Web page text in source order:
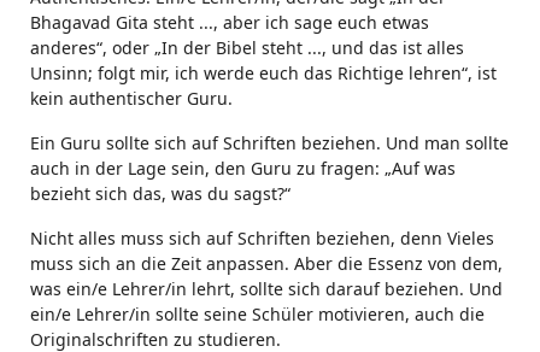
Bhagavad Gita steht ..., aber ich sage euch etwas
anderes“, oder „In der Bibel steht ..., und das ist alles
Unsinn; folgt mir, ich werde euch das Richtige lehren“, ist
kein authentischer Guru.
Ein Guru sollte sich auf Schriften beziehen. Und man sollte
auch in der Lage sein, den Guru zu fragen: „Auf was
bezieht sich das, was du sagst?“
Nicht alles muss sich auf Schriften beziehen, denn Vieles
muss sich an die Zeit anpassen. Aber die Essenz von dem,
was ein/e Lehrer/in lehrt, sollte sich darauf beziehen. Und
ein/e Lehrer/in sollte seine Schüler motivieren, auch die
Originalschriften zu studieren.